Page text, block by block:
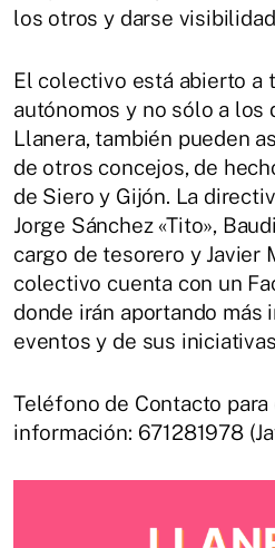
los otros y darse
El colectivo está abierto a
autónomos y no sólo a los
Llanera, también pueden
de otros concejos, de
de Siero y Gijón. La
Jorge Sánchez «Tito»,
cargo de tesorero y Javier
colectivo cuenta con un
donde irán aportando más
eventos y de sus
Teléfono de Contacto para
información: 671281978